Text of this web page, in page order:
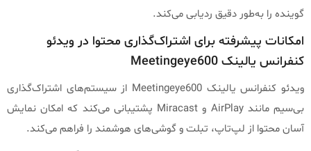
گوینده را به‌طور دقیق ردیابی می‌کند.
امکانات پیشرفته برای اشتراک‌گذاری محتوا در ویدئو
کنفرانس یالینک Meetingeye600
ویدئو کنفرانس یالینک Meetingeye600 از سیستم‌های اشتراک‌گذاری
بی‌سیم مانند AirPlay و Miracast پشتیبانی می‌کند که امکان نمایش
آسان محتوا از لپ‌تاپ، تبلت و گوشی‌های هوشمند را فراهم می‌کند.